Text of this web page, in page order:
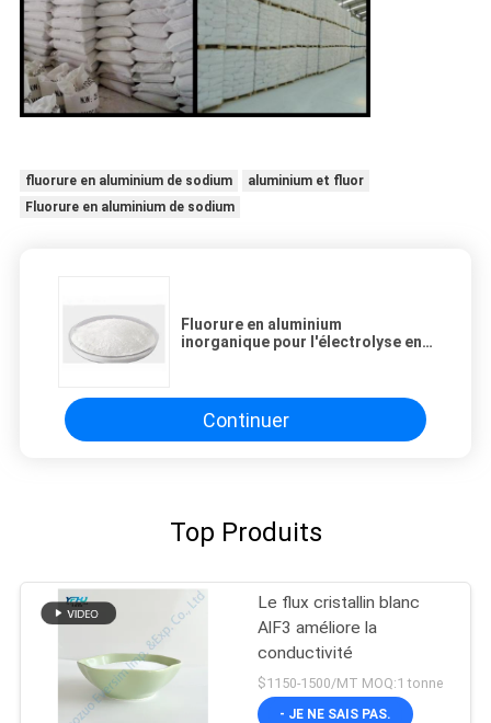
fluorure en aluminium de sodium
aluminium et fluor
Fluorure en aluminium de sodium
Fluorure en aluminium
inorganique pour l'électrolyse en
Continuer
Top Produits
Le flux cristallin blanc
AlF3 améliore la
conductivité
$1150-1500/MT MOQ:1 tonne
- JE NE SAIS PAS.